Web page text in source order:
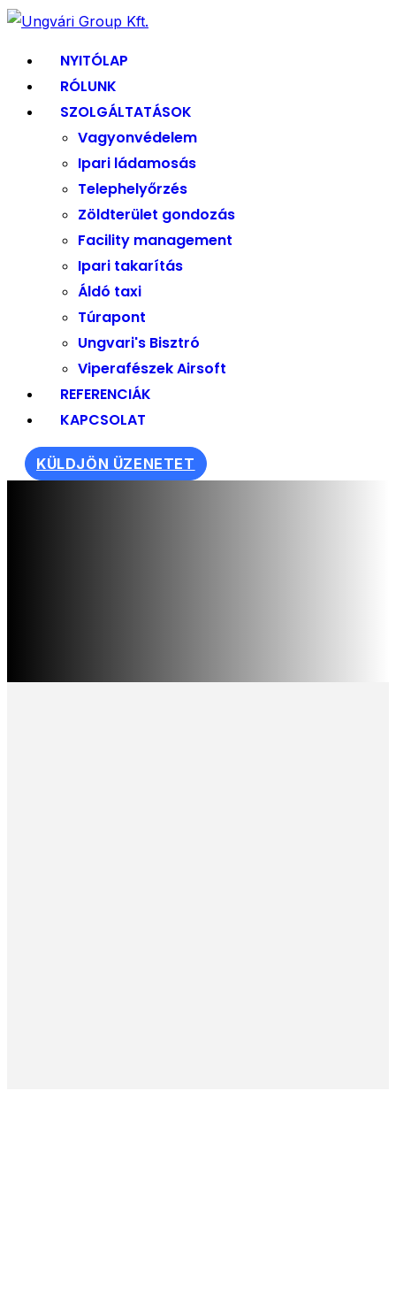
NYITÓLAP
RÓLUNK
SZOLGÁLTATÁSOK
Vagyonvédelem
Ipari ládamosás
Telephelyőrzés
Zöldterület gondozás
Facility management
Ipari takarítás
Áldó taxi
Túrapont
Ungvari's Bisztró
Viperafészek Airsoft
REFERENCIÁK
KAPCSOLAT
KÜLDJÖN ÜZENETET